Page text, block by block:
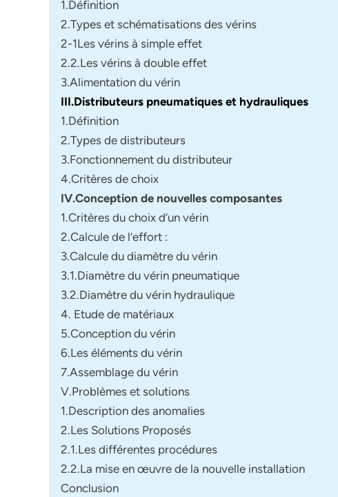
1.Définition
2.Types et schématisations des vérins
2-1Les vérins à simple effet
2.2.Les vérins à double effet
3.Alimentation du vérin
III.Distributeurs pneumatiques et hydrauliques
1.Définition
2.Types de distributeurs
3.Fonctionnement du distributeur
4.Critères de choix
IV.Conception de nouvelles composantes
1.Critères du choix d’un vérin
2.Calcule de l’effort :
3.Calcule du diamètre du vérin
3.1.Diamètre du vérin pneumatique
3.2.Diamètre du vérin hydraulique
4. Etude de matériaux
5.Conception du vérin
6.Les éléments du vérin
7.Assemblage du vérin
V.Problèmes et solutions
1.Description des anomalies
2.Les Solutions Proposés
2.1.Les différentes procédures
2.2.La mise en œuvre de la nouvelle installation
Conclusion